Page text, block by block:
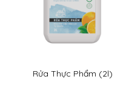
Rửa Thực Phẩm (2l)